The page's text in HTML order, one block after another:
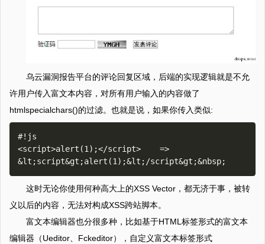
乌云漏洞报告平台的评论回复区域，后端的实现逻辑就是不允
许用户传入富文本内容，对所有用户输入的内容做了
htmlspecialchars()的过滤。也就是说，如果你传入类似:
#!js
<script>alert(1);</script>    =>
这时无论你使用何种高大上的XSS Vector，都无济于事，被转
义以后的内容，无法对构成XSS跨站脚本。
富文本编辑器也分很多种，比如基于HTML标签形式的富文本
编辑器（Ueditor、Fckeditor），自定义富文本标签形式